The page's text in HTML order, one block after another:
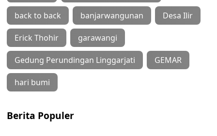
back to back banjarwangunan Desa Ilir
Erick Thohir garawangi
Gedung Perundingan Linggarjati GEMAR
hari bumi
Berita Populer